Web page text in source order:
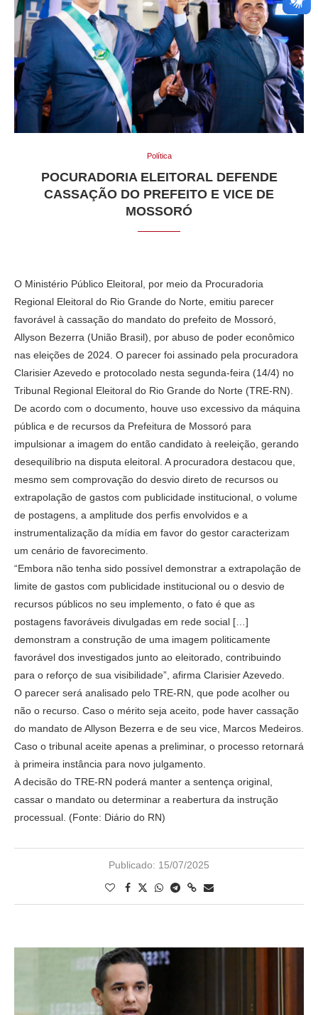
Política
POCURADORIA ELEITORAL DEFENDE
CASSAÇÃO DO PREFEITO E VICE DE
MOSSORÓ
O Ministério Público Eleitoral, por meio da Procuradoria
Regional Eleitoral do Rio Grande do Norte, emitiu parecer
favorável à cassação do mandato do prefeito de Mossoró,
Allyson Bezerra (União Brasil), por abuso de poder econômico
nas eleições de 2024. O parecer foi assinado pela procuradora
Clarisier Azevedo e protocolado nesta segunda-feira (14/4) no
Tribunal Regional Eleitoral do Rio Grande do Norte (TRE-RN).
De acordo com o documento, houve uso excessivo da máquina
pública e de recursos da Prefeitura de Mossoró para
impulsionar a imagem do então candidato à reeleição, gerando
desequilíbrio na disputa eleitoral. A procuradora destacou que,
mesmo sem comprovação do desvio direto de recursos ou
extrapolação de gastos com publicidade institucional, o volume
de postagens, a amplitude dos perfis envolvidos e a
instrumentalização da mídia em favor do gestor caracterizam
um cenário de favorecimento.
“Embora não tenha sido possível demonstrar a extrapolação de
limite de gastos com publicidade institucional ou o desvio de
recursos públicos no seu implemento, o fato é que as
postagens favoráveis divulgadas em rede social […]
demonstram a construção de uma imagem politicamente
favorável dos investigados junto ao eleitorado, contribuindo
para o reforço de sua visibilidade”, afirma Clarisier Azevedo.
O parecer será analisado pelo TRE-RN, que pode acolher ou
não o recurso. Caso o mérito seja aceito, pode haver cassação
do mandato de Allyson Bezerra e de seu vice, Marcos Medeiros.
Caso o tribunal aceite apenas a preliminar, o processo retornará
à primeira instância para novo julgamento.
A decisão do TRE-RN poderá manter a sentença original,
cassar o mandato ou determinar a reabertura da instrução
processual. (Fonte: Diário do RN)
Publicado: 15/07/2025